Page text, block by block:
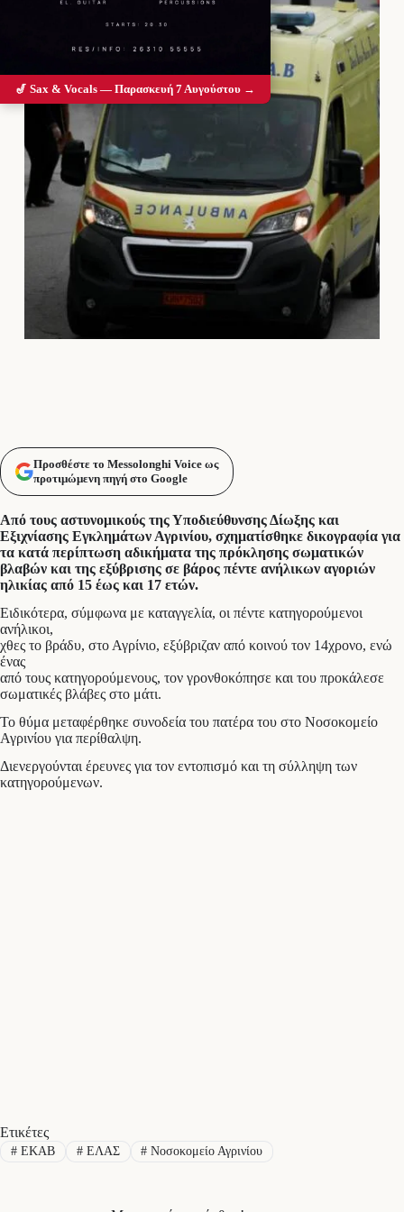
Προσθέστε το Messolonghi Voice ως
προτιμώμενη πηγή στο Google
Από τους αστυνομικούς της Υποδιεύθυνσης Δίωξης και
Εξιχνίασης Εγκλημάτων Αγρινίου, σχηματίσθηκε δικογραφία για
τα κατά περίπτωση αδικήματα της πρόκλησης σωματικών
βλαβών και της εξύβρισης σε βάρος πέντε ανήλικων αγοριών
ηλικίας από 15 έως και 17 ετών.
Ειδικότερα, σύμφωνα με καταγγελία, οι πέντε κατηγορούμενοι
ανήλικοι,
χθες το βράδυ, στο Αγρίνιο, εξύβριζαν από κοινού τον 14χρονο, ενώ
ένας
από τους κατηγορούμενους, τον γρονθοκόπησε και του προκάλεσε
σωματικές βλάβες στο μάτι.
Το θύμα μεταφέρθηκε συνοδεία του πατέρα του στο Νοσοκομείο
Αγρινίου για περίθαλψη.
Διενεργούνται έρευνες για τον εντοπισμό και τη σύλληψη των
κατηγορούμενων.
Ετικέτες
#ΕΚΑΒ #ΕΛΑΣ # Νοσοκομείο Αγρινίου
🎷 Sax & Vocals — Παρασκευή 7 Αυγούστου →